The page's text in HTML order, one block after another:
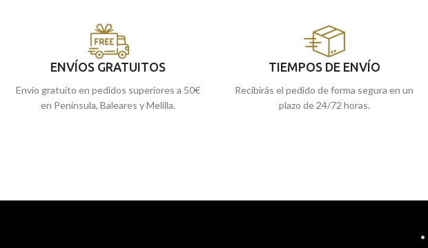
ENVÍOS GRATUITOS
Envío gratuito en pedidos superiores a 50€
en Península, Baleares y Melilla.
TIEMPOS DE ENVÍO
Recibirás el pedido de forma segura en un
plazo de 24/72 horas.